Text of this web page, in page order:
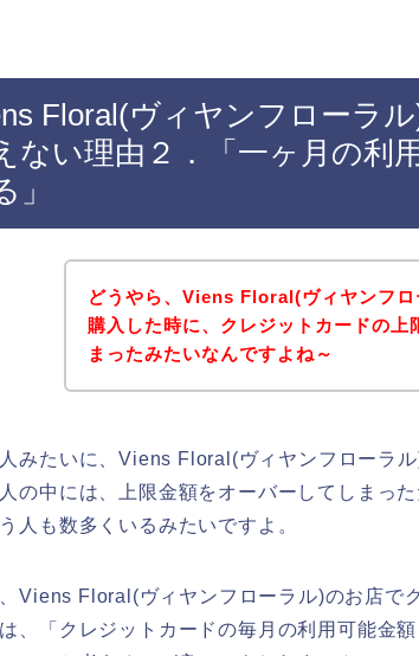
Floral(ヴィヤンフローラ
ない理由２．「一ヶ月の利
」
どうやら、Viens Floral(ヴィヤンフロ
購入した時に、クレジットカードの上
まったみたいなんですよね～
人みたいに、Viens Floral(ヴィヤンフローラ
の中には、上限金額をオーバーしてしまっ
人も数多くいるみたいですよ。
Viens Floral(ヴィヤンフローラル)のお店で
、「クレジットカードの毎月の利用可能金